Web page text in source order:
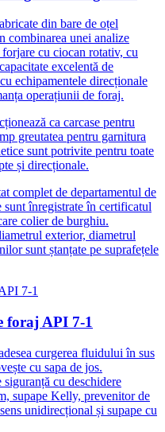
din bare de oțel
combinarea unei analize
cu ciocan rotativ, cu
excelentă de
echipamentele direcționale
operațiunii de foraj.
ca carcase pentru
greutatea pentru garnitura
sunt potrivite pentru toate
și direcționale.
complet de departamentul de
sunt înregistrate în certificatul
colier de burghiu.
exterior, diametrul
sunt ștanțate pe suprafețele
foraj API 7-1
curgerea fluidului în sus
cu sapa de jos.
cu deschidere
supape Kelly, prevenitor de
unidirecțional și supape cu